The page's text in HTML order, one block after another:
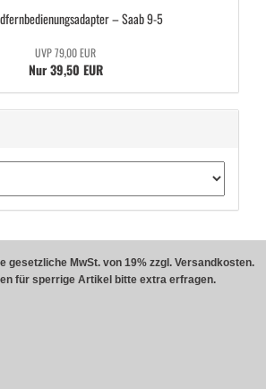
– Saab 9-5
UVP 79,00 EUR
Nur 39,50 EUR
gesetzliche MwSt. von 19% zzgl. Versandkosten.
für sperrige Artikel bitte extra erfragen.